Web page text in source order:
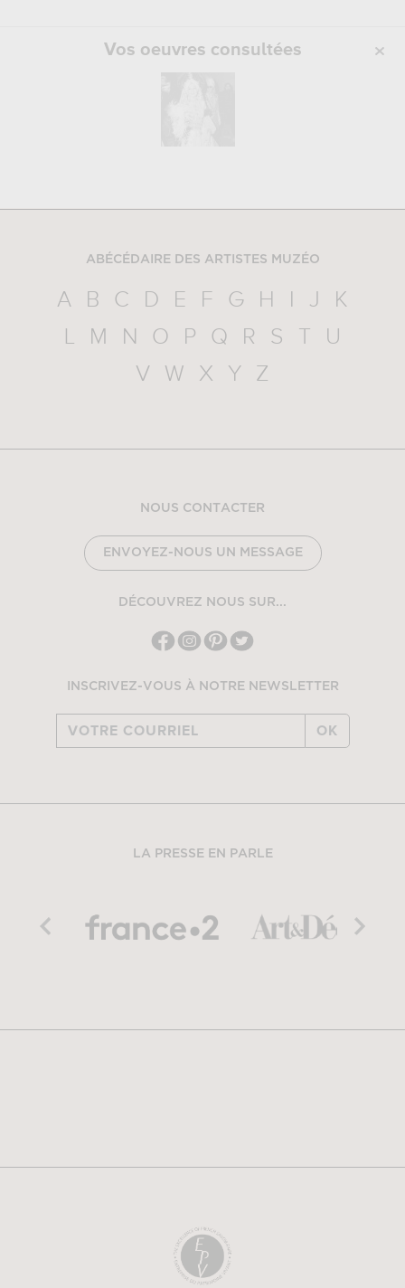
Vos oeuvres consultées
ABÉCÉDAIRE DES ARTISTES MUZÉO
A B C D E F G H I J
K
L
M N O P Q R S T
U
V
W X Y Z
NOUS CONTACTER
ENVOYEZ-NOUS UN MESSAGE
DÉCOUVREZ NOUS SUR...
INSCRIVEZ-VOUS À NOTRE NEWSLETTER
OK
LA PRESSE EN PARLE